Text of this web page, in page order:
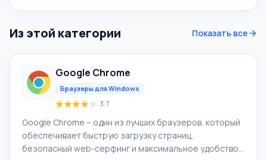
Из этой категории Показать все
Google Chrome
Браузеры для Windows
3.7
Google Chrome – один из лучших браузеров, который
обеспечивает быструю загрузку страниц,
безопасный web-серфинг и максимальное удобство.